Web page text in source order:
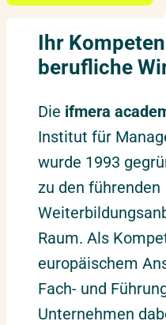
Ihr
berufliche
Die ifmera
Institut für
wurde 1993
zu den führenden
Raum. Als
europäischem
Fach- und
Unternehmen